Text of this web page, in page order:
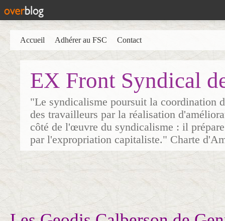
EX Front Syndical
"Le syndicalisme poursuit la coordination
des travailleurs par la réalisation
côté de l'œuvre du syndicalisme : il
par l'expropriation capitaliste." Charte
Accueil Adhérer au FSC Contact